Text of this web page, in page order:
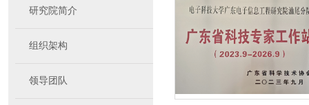
研究院简介
组织架构
领导团队